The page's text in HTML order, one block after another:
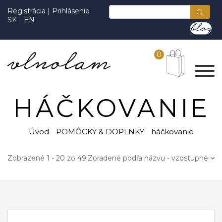
Registrácia | Prihlásenie
SK
EN
0
HÁČKOVANIE
Úvod POMÔCKY & DOPLNKY háčkovanie
Zobrazené 1 - 20 zo 49 Zoradené podľa názvu - vzostupne